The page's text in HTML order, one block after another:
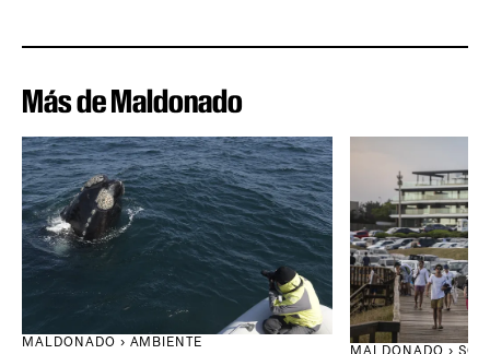
Más de Maldonado
MALDONADO › AMBIENTE
MALDONADO ›